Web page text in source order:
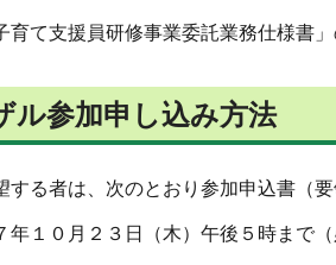
支援員研修事業委託業務仕様書」
参加申し込み方法
者は、次のとおり参加申込書（要
１０月２３日（木）午後５時まで（